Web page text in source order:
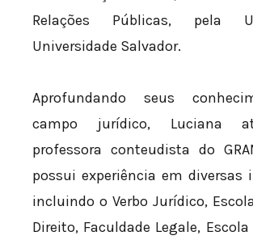
Relações Públicas, pela
Universidade Salvador.
Aprofundando seus
campo jurídico, Luciana
professora conteudista do
possui experiência em diversas
incluindo o Verbo Jurídico,
Direito, Faculdade Legale,